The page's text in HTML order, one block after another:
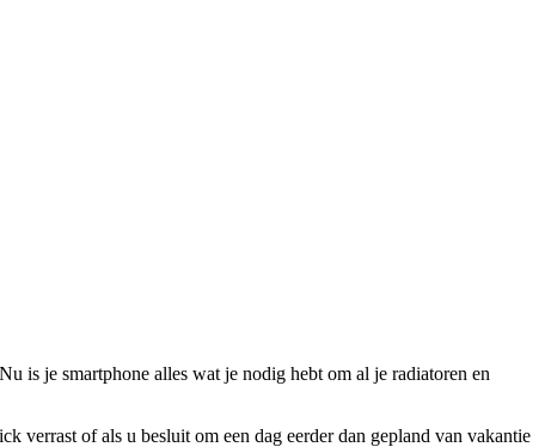
is je smartphone alles wat je nodig hebt om al je radiatoren en
of als u besluit om een ​​dag eerder dan gepland van vakantie